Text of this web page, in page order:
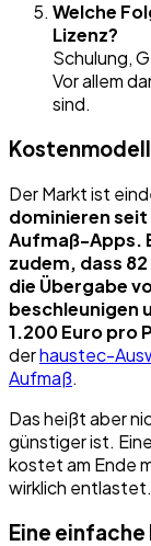
Welche
Lizenz?
Schulung,
Vor allem
sind.
Der Markt ist
dominieren seit
Aufmaß-Apps.
zudem, dass
die Übergabe
beschleunigen
1.200 Euro pro
derhaustec-
Aufmaß.
Das heißt aber
günstiger ist.
kostet am Ende
wirklich entlastet.
Eine